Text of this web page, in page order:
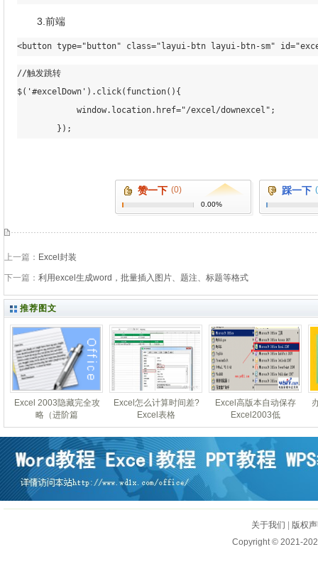
3.前端
<button type="button" class="layui-btn layui-btn-sm"
//触发跳转
$('#excelDown').click(function(){
            window.location.href="/excel/downexcel";
        });
赞一下 (0)
0.00%
踩一下
上一篇： Excel封装
下一篇： 利用excel生成word，批量插入图片、题注、标题等格式
推荐图文
Excel 2003隐藏完全攻
略（进阶篇
Excel怎么计算时间差?
Excel表格
Excel高版本自动保存
Excel2003低
关于我们
版权
Copyright © 2021-